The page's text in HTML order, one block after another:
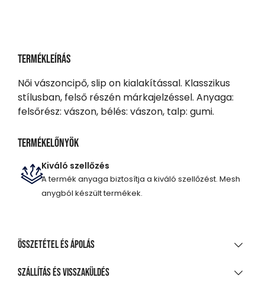
Termékleírás
Női vászoncipő, slip on kialakítással. Klasszikus
stílusban, felső részén márkajelzéssel. Anyaga:
felsőrész: vászon, bélés: vászon, talp: gumi.
Termékelőnyök
Kiváló szellőzés
A termék anyaga biztosítja a kiváló szellőzést. Mesh
anygból készült termékek.
Összetétel és ápolás
ANYAGÖSSZETÉTEL
Szállítás és visszaküldés